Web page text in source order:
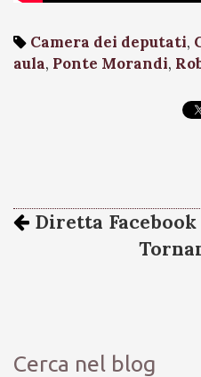
Camera dei deputati,
aula, Ponte Morandi,
Diretta Facebook
Cerca nel blog